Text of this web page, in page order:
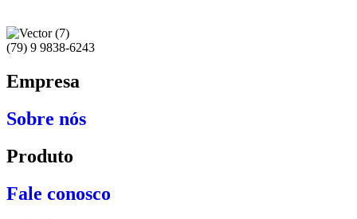
(79) 9 9838-6243
Empresa
Sobre nós
Produto
Fale conosco